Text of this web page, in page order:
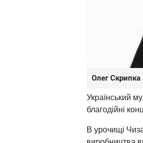
Олег Скрипка
Український
благодійні
В урочищі